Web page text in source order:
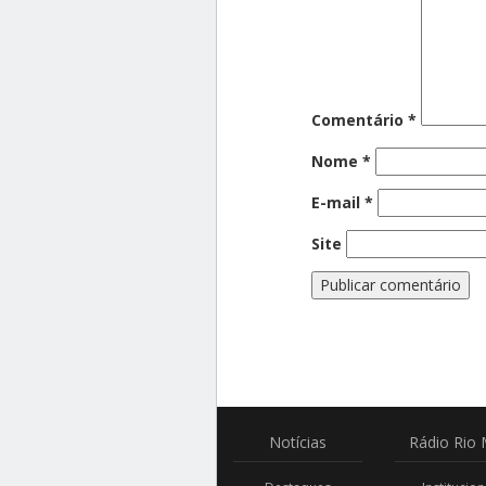
Comentário *
Nome *
E-mail *
Site
Notícias Rádio Rio